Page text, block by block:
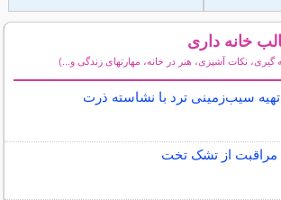
خانه داری
نکات آشپزی، هنر در خانه، مهارتهای زندگی و...)
سیب‌زمینی ترد با نشاسته ذرت
مراقبت از تشک تخت